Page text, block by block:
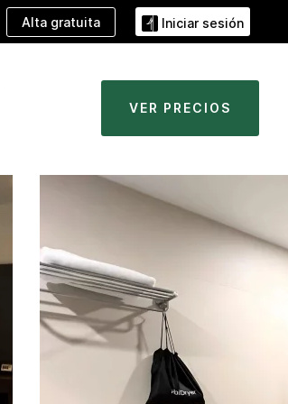
Alta gratuita Iniciar sesión
VER PRECIOS